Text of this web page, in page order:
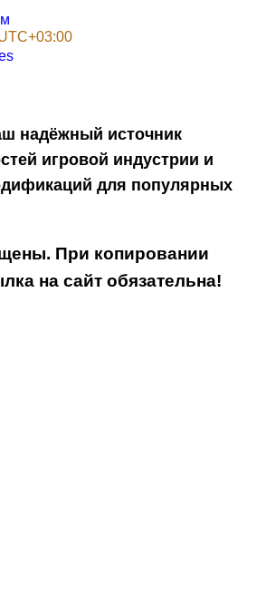
надёжный источник
игровой индустрии и
для популярных
При копировании
на сайт обязательна!